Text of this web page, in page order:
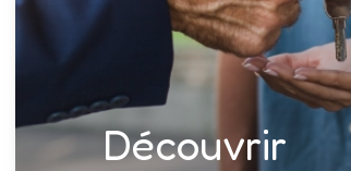
Découvrir